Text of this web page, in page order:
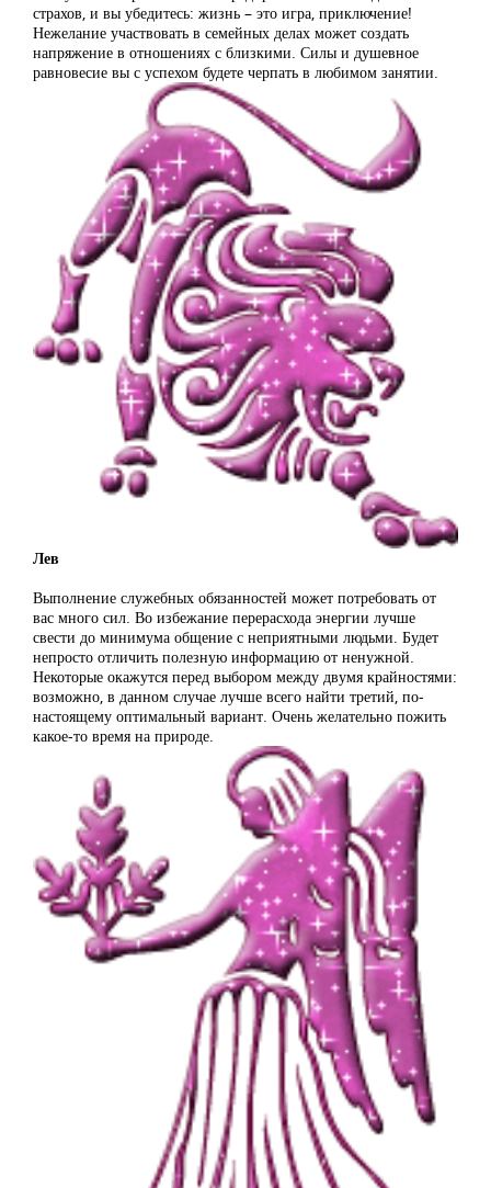
страхов, и вы убедитесь: жизнь – это игра, приключение!
Нежелание участвовать в семейных делах может создать
напряжение в отношениях с близкими. Силы и душевное
равновесие вы с успехом будете черпать в любимом занятии.
Лев
Выполнение служебных обязанностей может потребовать от
вас много сил. Во избежание перерасхода энергии лучше
свести до минимума общение с неприятными людьми. Будет
непросто отличить полезную информацию от ненужной.
Некоторые окажутся перед выбором между двумя крайностями:
возможно, в данном случае лучше всего найти третий, по-
настоящему оптимальный вариант. Очень желательно пожить
какое-то время на природе.